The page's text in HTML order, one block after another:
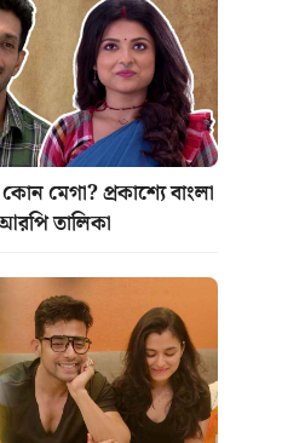
মেগা? প্রকাশ্যে বাংলা
তালিকা